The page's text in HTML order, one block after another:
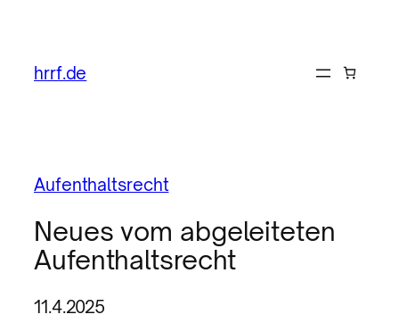
hrrf.de
Aufenthaltsrecht
Neues vom abgeleiteten
Aufenthaltsrecht
11.4.2025